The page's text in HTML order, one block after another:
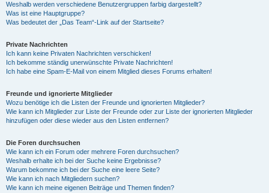
Weshalb werden verschiedene Benutzergruppen farbig dargestellt?
Was ist eine Hauptgruppe?
Was bedeutet der „Das Team“-Link auf der Startseite?
Private Nachrichten
Ich kann keine Privaten Nachrichten verschicken!
Ich bekomme ständig unerwünschte Private Nachrichten!
Ich habe eine Spam-E-Mail von einem Mitglied dieses Forums erhalten!
Freunde und ignorierte Mitglieder
Wozu benötige ich die Listen der Freunde und ignorierten Mitglieder?
Wie kann ich Mitglieder zur Liste der Freunde oder zur Liste der ignorierten Mitglieder
hinzufügen oder diese wieder aus den Listen entfernen?
Die Foren durchsuchen
Wie kann ich ein Forum oder mehrere Foren durchsuchen?
Weshalb erhalte ich bei der Suche keine Ergebnisse?
Warum bekomme ich bei der Suche eine leere Seite?
Wie kann ich nach Mitgliedern suchen?
Wie kann ich meine eigenen Beiträge und Themen finden?